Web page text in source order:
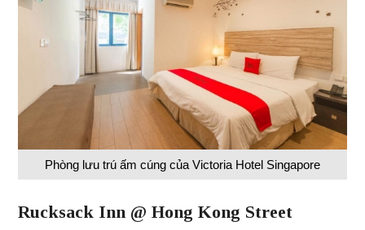
Phòng lưu trú ấm cúng của Victoria Hotel Singapore
Rucksack Inn @ Hong Kong Street